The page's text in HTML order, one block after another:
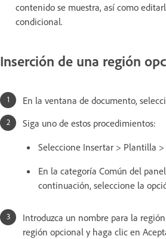
contenido se muestra, así como
condicional.
Inserción de una región
En la ventana de documento,
Siga uno de estos procedimientos:
Seleccione Insertar > Plantilla
En la categoría Común del
continuación, seleccione la
Introduzca un nombre para la
región opcional y haga clic en